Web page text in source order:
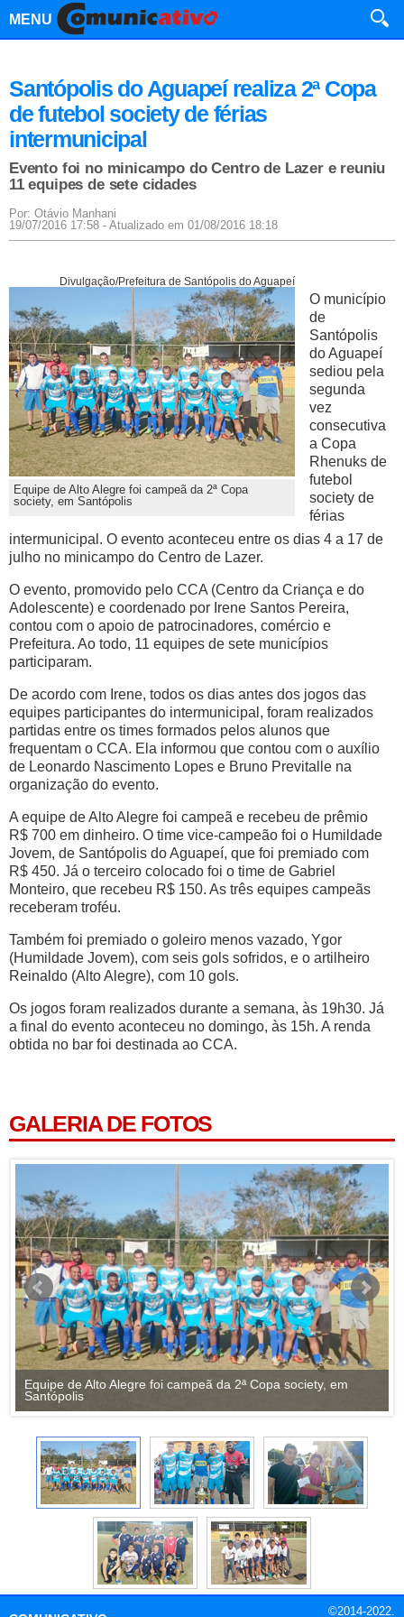
MENU
Santópolis do Aguapeí realiza 2ª Copa
de futebol society de férias
intermunicipal
Evento foi no minicampo do Centro de Lazer e reuniu
11 equipes de sete cidades
Por: Otávio Manhani
19/07/2016 17:58 - Atualizado em 01/08/2016 18:18
Divulgação/Prefeitura de Santópolis do Aguapeí
Equipe de Alto Alegre foi campeã da 2ª Copa
society, em Santópolis
O município
de
Santópolis
do Aguapeí
sediou pela
segunda
vez
consecutiva
a Copa
Rhenuks de
futebol
society de
férias
intermunicipal. O evento aconteceu entre os dias 4 a 17 de
julho no minicampo do Centro de Lazer.
O evento, promovido pelo CCA (Centro da Criança e do
Adolescente) e coordenado por Irene Santos Pereira,
contou com o apoio de patrocinadores, comércio e
Prefeitura. Ao todo, 11 equipes de sete municípios
participaram.
De acordo com Irene, todos os dias antes dos jogos das
equipes participantes do intermunicipal, foram realizados
partidas entre os times formados pelos alunos que
frequentam o CCA. Ela informou que contou com o auxílio
de Leonardo Nascimento Lopes e Bruno Previtalle na
organização do evento.
A equipe de Alto Alegre foi campeã e recebeu de prêmio
R$ 700 em dinheiro. O time vice-campeão foi o Humildade
Jovem, de Santópolis do Aguapeí, que foi premiado com
R$ 450. Já o terceiro colocado foi o time de Gabriel
Monteiro, que recebeu R$ 150. As três equipes campeãs
receberam troféu.
Também foi premiado o goleiro menos vazado, Ygor
(Humildade Jovem), com seis gols sofridos, e o artilheiro
Reinaldo (Alto Alegre), com 10 gols.
Os jogos foram realizados durante a semana, às 19h30. Já
a final do evento aconteceu no domingo, às 15h. A renda
obtida no bar foi destinada ao CCA.
GALERIA DE FOTOS
Equipe de Alto Alegre foi campeã da 2ª Copa society, em
Santópolis
©2014-2022.